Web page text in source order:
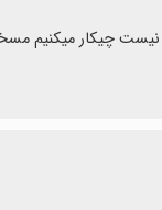
تجربه کاربری را
نیست چیکار میکنیم